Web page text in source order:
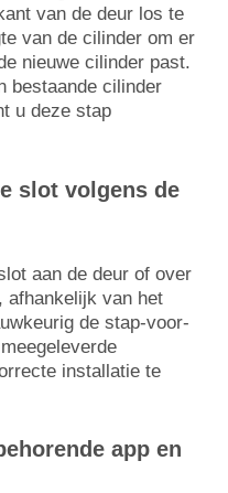
van de deur los te
van de cilinder om er
nieuwe cilinder past.
bestaande cilinder
u deze stap
slot volgens de
aan de deur of over
afhankelijk van het
de stap-voor-
installatie te
app en